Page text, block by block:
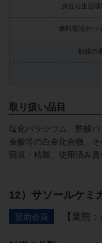
身近な生活
燃料電池やバ
触媒の
取り扱い品目
塩化パラジウム、酢酸
金酸等の白金化合物、
回収・精製、使用済み
サソールケミ
賛助会員 【業態